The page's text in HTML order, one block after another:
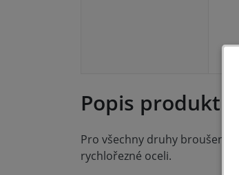
Popis produktu
Pro všechny druhy broušení
rychlořezné oceli.